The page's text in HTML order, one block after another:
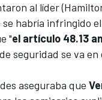
al líder
habría infringido
"el artículo 48.13
seguridad se va
aseguraba que